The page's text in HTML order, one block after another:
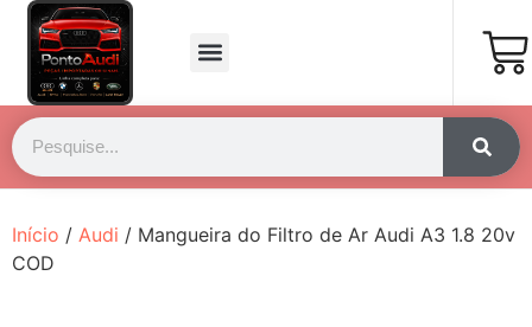
Início / Audi / Mangueira do Filtro de Ar Audi A3 1.8 20v
COD